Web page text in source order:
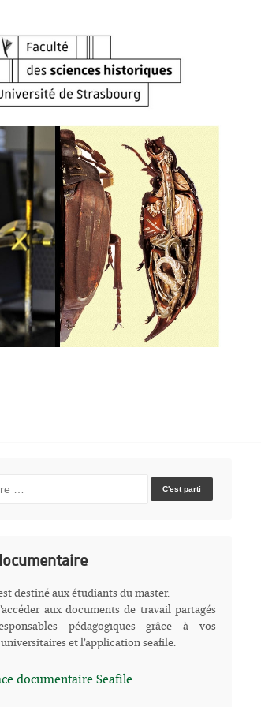
destiné aux étudiants du master.
aux documents de travail partagés
pédagogiques grâce à vos
et l’application seafile.
documentaire Seafile